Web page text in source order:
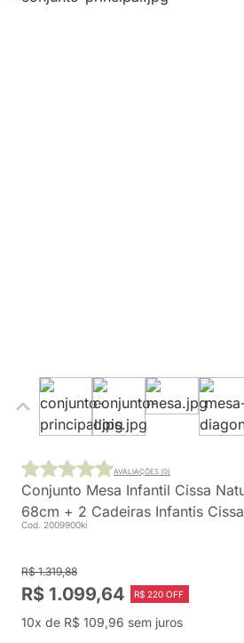
Conjunto Mesa Infantil Cissa
68cm + 2 Cadeiras Infantis
Cod. 2009900ki
AVALIAÇÕES (0)
R$ 1.319,88
R$ 1.099,64 R$ 220 OFF
10x de R$ 109,96 sem juros